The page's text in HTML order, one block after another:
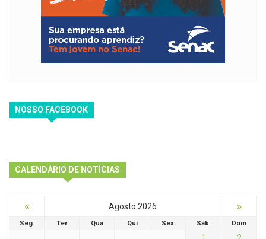
NOSSO FACEBOOK
CALENDÁRIO DE NOTÍCIAS
« Agosto 2026 »
Seg. Ter Qua Qui Sex Sáb. Dom